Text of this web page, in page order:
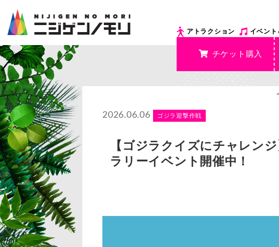
アトラクション イベント
チケット購入
2026.06.06 ゴジラ迎撃作戦
【ゴジラクイズにチャレン
ラリーイベント開催中！